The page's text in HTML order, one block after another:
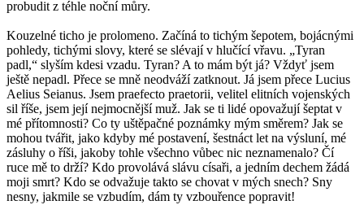
probudit z téhle noční můry.
Kouzelné ticho je prolomeno. Začíná to tichým šepotem, bojácnými
pohledy, tichými slovy, které se slévají v hlučící vřavu. „Tyran
padl,“ slyším kdesi vzadu. Tyran? A to mám být já? Vždyť jsem
ještě nepadl. Přece se mně neodváží zatknout. Já jsem přece Lucius
Aelius Seianus. Jsem praefecto praetorii, velitel elitních vojenských
sil říše, jsem její nejmocnější muž. Jak se ti lidé opovažují šeptat v
mé přítomnosti? Co ty uštěpačné poznámky mým směrem? Jak se
mohou tvářit, jako kdyby mé postavení, šestnáct let na výsluní, mé
zásluhy o říši, jakoby tohle všechno vůbec nic neznamenalo? Čí
ruce mě to drží? Kdo provolává slávu císaři, a jedním dechem žádá
moji smrt? Kdo se odvažuje takto se chovat v mých snech? Sny
nesny, jakmile se vzbudím, dám ty vzbouřence popravit!